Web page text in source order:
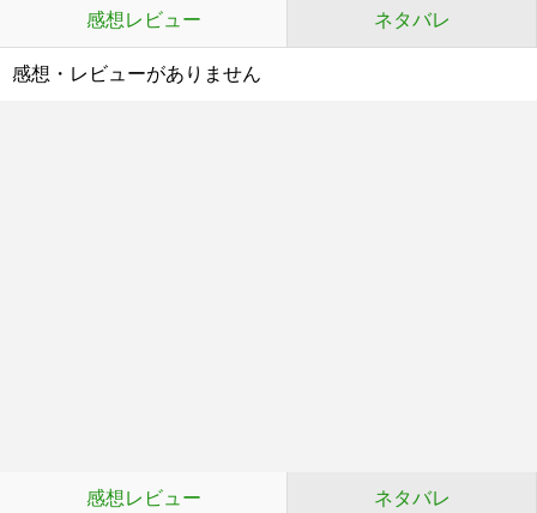
感想レビュー ネタバレ
感想・レビューがありません
感想レビュー ネタバレ